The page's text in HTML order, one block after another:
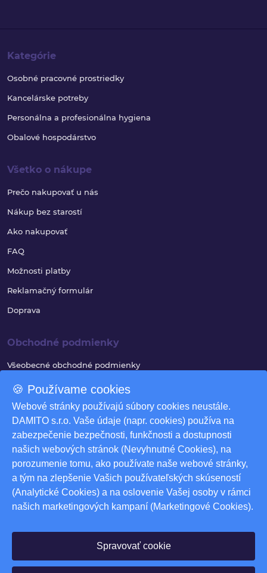
🍪 Používame cookies
Webové stránky používajú súbory cookies neustále.
DAMITO s.r.o. Vaše údaje (napr. cookies) používa na
zabezpečenie bezpečnosti, funkčnosti a dostupnosti
našich webových stránok (Nevyhnutné Cookies), na
porozumenie tomu, ako používate naše webové stránky,
a tým na zlepšenie Vašich používateľských skúseností
(Analytické Cookies) a na oslovenie Vašej osoby v rámci
našich marketingových kampaní (Marketingové Cookies).
Spravovať cookie
Kategórie
Osobné pracovné prostriedky
Kancelárske potreby
Personálna a profesionálna hygiena
Obalové hospodárstvo
Všetko o nákupe
Prečo nakupovať u nás
Nákup bez starostí
Ako nakupovať
FAQ
Možnosti platby
Reklamačný formulár
Doprava
Obchodné podmienky
Všeobecné obchodné podmienky
Reklamačný poriadok
Ochrana osobných údajov
Využívanie súborov cookies
Odstúpenie od zmluvy
Odstúpenie od zmluvy - formulár
Nastavenia cookies